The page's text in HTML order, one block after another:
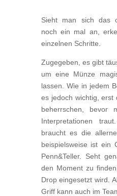
Sieht man sich das
noch ein mal an,
einzelnen Schritte.
Zugegeben, es gibt
um eine Münze
lassen. Wie in jedem
es jedoch wichtig, erst
beherrschen, bevor
Interpretationen
braucht es die
beispielsweise ist ein
Penn&Teller. Seht
den Moment zu
Drop eingesetzt wird.
Griff kann auch im